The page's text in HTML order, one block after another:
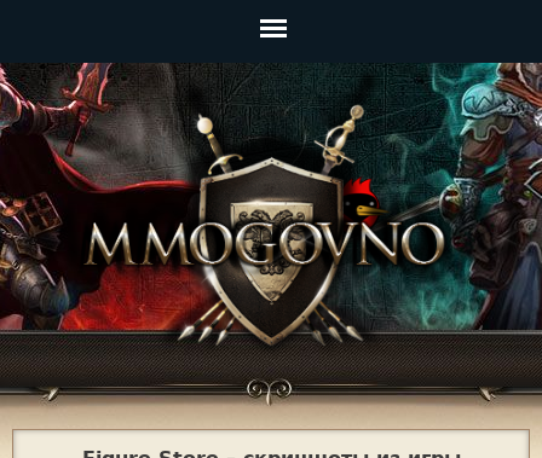
Главное
меню
Jump to navigation